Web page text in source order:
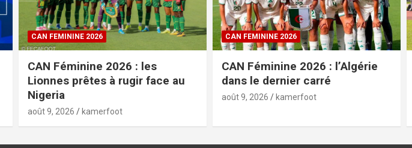
CAN FEMININE 2026
CAN Féminine 2026 : l’Algérie
dans le dernier carré
août 9, 2026
FIFA / CAF
Compétitions CAF : Colombe et
Panthère sont fixés sur leurs
adversaires